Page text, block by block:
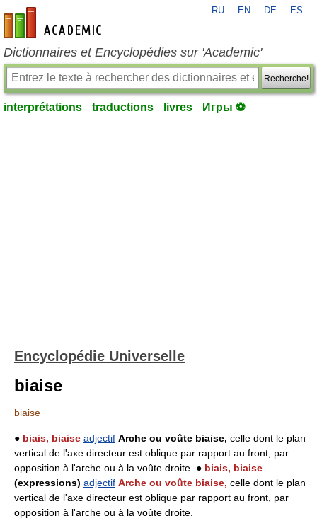
fr-academic.com
RU EN DE ES
Dictionnaires et Encyclopédies sur 'Academic'
Recherche!
interprétations traductions livres Игры ⚽
Encyclopédie Universelle
biaise
biaise
● biais, biaise adjectif Arche ou voûte biaise, celle dont le plan
vertical de l'axe directeur est oblique par rapport au front, par
opposition à l'arche ou à la voûte droite. ● biais, biaise
(expressions) adjectif Arche ou voûte biaise, celle dont le plan
vertical de l'axe directeur est oblique par rapport au front, par
opposition à l'arche ou à la voûte droite.